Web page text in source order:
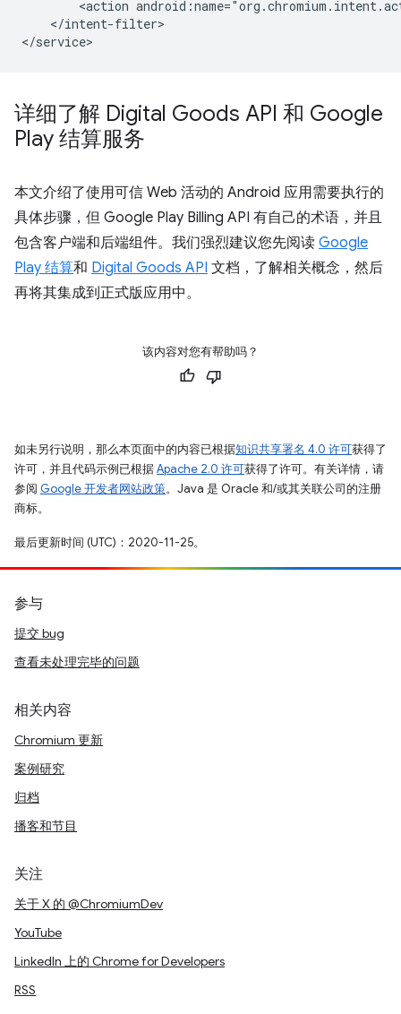
<action
</intent-filter>
详细了解 Digital Goods API 和 Google
Play 结算服务
本文介绍了使用可信 Web 活动的 Android 应用需要执行的
具体步骤，但 Google Play Billing API 有自己的术语，并且
包含客户端和后端组件。我们强烈建议您先阅读 Google
Play 结算和 Digital Goods API 文档，了解相关概念，然后
再将其集成到正式版应用中。
该内容对您有帮助吗？
如未另行说明，那么本页面中的内容已根据知识共享署名 4.0 许可获得了
许可，并且代码示例已根据Apache 2.0 许可获得了许可。有关详情，请
参阅 Google 开发者网站政策。Java 是 Oracle 和/或其关联公司的注册
商标。
最后更新时间 (UTC)：2020-11-25。
参与
提交 bug
查看未处理完毕的问题
相关内容
Chromium 更新
案例研究
归档
播客和节目
关注
关于 X 的 @ChromiumDev
YouTube
LinkedIn 上的 Chrome for Developers
RSS